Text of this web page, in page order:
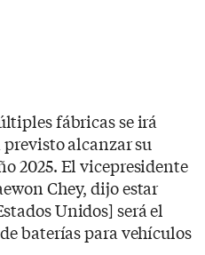
fábricas se irá
alcanzar su
2025. El vicepresidente
Chey, dijo estar
Unidos] será el
baterías para vehículos